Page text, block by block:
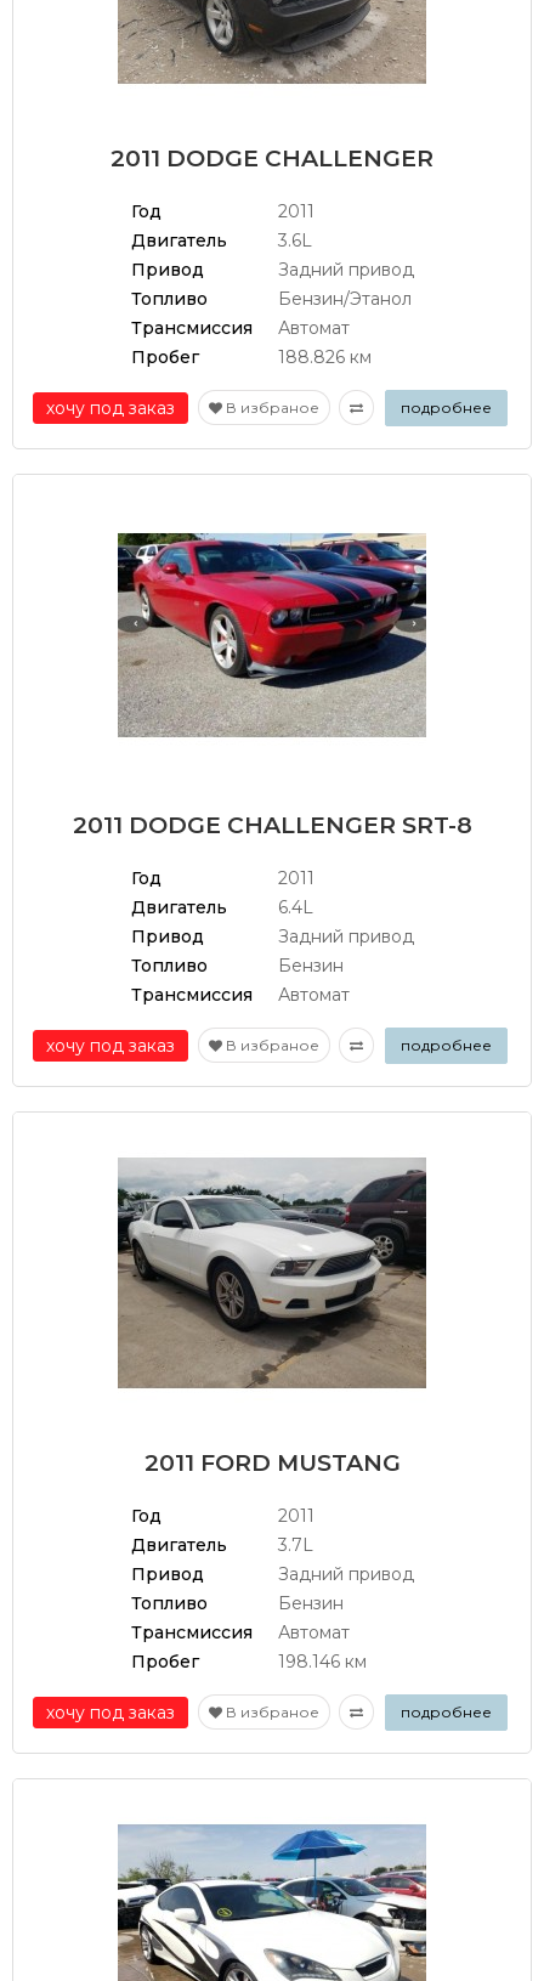
2011 DODGE CHALLENGER
Год
2011
Двигатель
3.6L
Привод
Задний привод
Топливо
Бензин/Этанол
Трансмиссия
Автомат
Пробег
188.826 км
хочу под заказ В избраное подробнее
2011 DODGE CHALLENGER SRT-8
Год
2011
Двигатель
6.4L
Привод
Задний привод
Топливо
Бензин
Трансмиссия
Автомат
хочу под заказ В избраное подробнее
2011 FORD MUSTANG
Год
2011
Двигатель
3.7L
Привод
Задний привод
Топливо
Бензин
Трансмиссия
Автомат
Пробег
198.146 км
хочу под заказ В избраное подробнее